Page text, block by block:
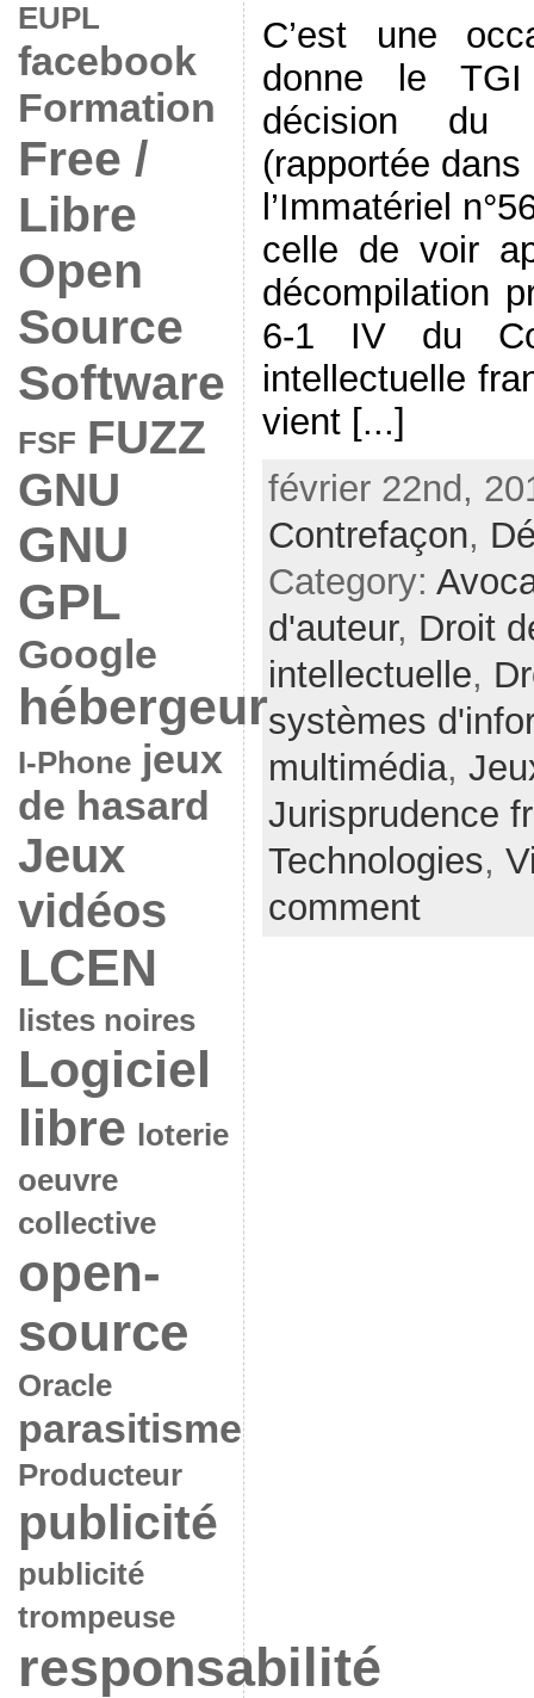
EUPL
facebook
Formation
Free /
Libre
Open
Source
Software
FSF FUZZ
GNU
GNU
GPL
Google
hébergeur
I-Phone jeux
de hasard
Jeux
vidéos
LCEN
listes noires
Logiciel
libre
loterie
oeuvre
collective
open-
source
Oracle
parasitisme
Producteur
publicité
publicité
trompeuse
responsabilité
C’est une
donne le
décision du
(rapportée
l’Immatériel
celle de voir
décompilation
6-1 IV du
intellectuelle
vient [...]
février 22nd,
Contrefaçon,
Category:
d'auteur, Droit
intellectuelle,
systèmes
multimédia,
Jurisprudence
Technologies,
comment